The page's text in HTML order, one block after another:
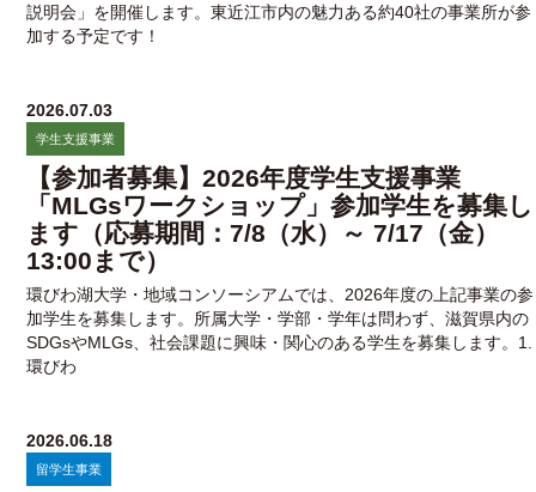
説明会」を開催します。東近江市内の魅力ある約40社の事業所が参
加する予定です！
2026.07.03
学生支援事業
【参加者募集】2026年度学生支援事業
「MLGsワークショップ」参加学生を募集し
ます（応募期間：7/8（水）～ 7/17（金）
13:00まで）
環びわ湖大学・地域コンソーシアムでは、2026年度の上記事業の参
加学生を募集します。所属大学・学部・学年は問わず、滋賀県内の
SDGsやMLGs、社会課題に興味・関心のある学生を募集します。1.
環びわ
2026.06.18
留学生事業